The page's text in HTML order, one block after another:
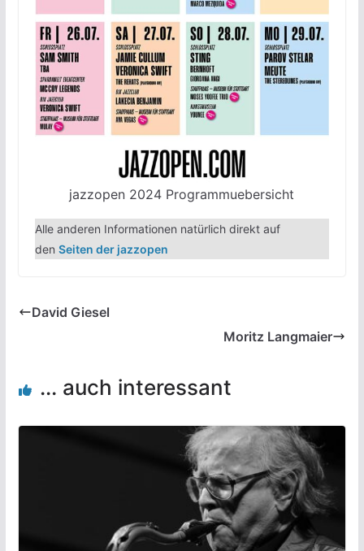
jazzopen 2024 Programmuebersicht
Alle anderen Informationen natürlich direkt auf
den Seiten der jazzopen
David Giesel
Moritz Langmaier
... auch interessant